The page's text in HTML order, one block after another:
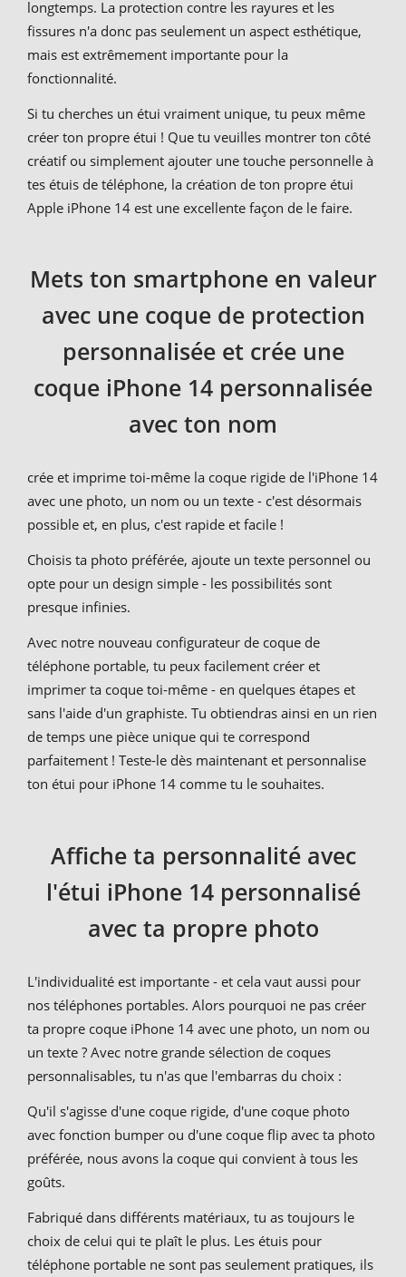
longtemps. La protection contre les rayures et les
fissures n'a donc pas seulement un aspect esthétique,
mais est extrêmement importante pour la
fonctionnalité.
Si tu cherches un étui vraiment unique, tu peux même
créer ton propre étui ! Que tu veuilles montrer ton côté
créatif ou simplement ajouter une touche personnelle à
tes étuis de téléphone, la création de ton propre étui
Apple iPhone 14 est une excellente façon de le faire.
Mets ton smartphone en valeur
avec une coque de protection
personnalisée et crée une
coque iPhone 14 personnalisée
avec ton nom
crée et imprime toi-même la coque rigide de l'iPhone 14
avec une photo, un nom ou un texte - c'est désormais
possible et, en plus, c'est rapide et facile !
Choisis ta photo préférée, ajoute un texte personnel ou
opte pour un design simple - les possibilités sont
presque infinies.
Avec notre nouveau configurateur de coque de
téléphone portable, tu peux facilement créer et
imprimer ta coque toi-même - en quelques étapes et
sans l'aide d'un graphiste. Tu obtiendras ainsi en un rien
de temps une pièce unique qui te correspond
parfaitement ! Teste-le dès maintenant et personnalise
ton étui pour iPhone 14 comme tu le souhaites.
Affiche ta personnalité avec
l'étui iPhone 14 personnalisé
avec ta propre photo
L'individualité est importante - et cela vaut aussi pour
nos téléphones portables. Alors pourquoi ne pas créer
ta propre coque iPhone 14 avec une photo, un nom ou
un texte ? Avec notre grande sélection de coques
personnalisables, tu n'as que l'embarras du choix :
Qu'il s'agisse d'une coque rigide, d'une coque photo
avec fonction bumper ou d'une coque flip avec ta photo
préférée, nous avons la coque qui convient à tous les
goûts.
Fabriqué dans différents matériaux, tu as toujours le
choix de celui qui te plaît le plus. Les étuis pour
téléphone portable ne sont pas seulement pratiques, ils